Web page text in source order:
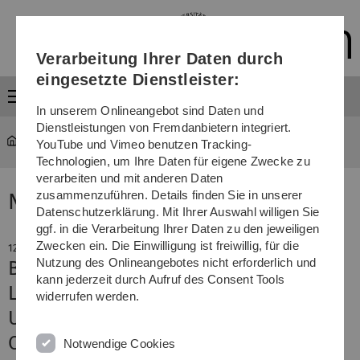
Direkt
Direkt
Direkt
(Sprache,
Drucken,
Media)
Direkt
Direkt
News
12. August 2020
Bildungsplattformen bei der Online-
Lehre unverzichtbar
Uni Ulm unterzeichnet Erklärung der
Open-Source-Anbieter
Verarbeitung Ihrer Daten durch
eingesetzte Dienstleister:
In unserem Onlineangebot sind Daten und
Dienstleistungen von Fremdanbietern integriert.
YouTube und Vimeo benutzen Tracking-
Technologien, um Ihre Daten für eigene Zwecke zu
verarbeiten und mit anderen Daten
zusammenzuführen. Details finden Sie in unserer
Datenschutzerklärung. Mit Ihrer Auswahl willigen Sie
ggf. in die Verarbeitung Ihrer Daten zu den jeweiligen
Zwecken ein. Die Einwilligung ist freiwillig, für die
Nutzung des Onlineangebotes nicht erforderlich und
kann jederzeit durch Aufruf des Consent Tools
widerrufen werden.
Notwendige Cookies